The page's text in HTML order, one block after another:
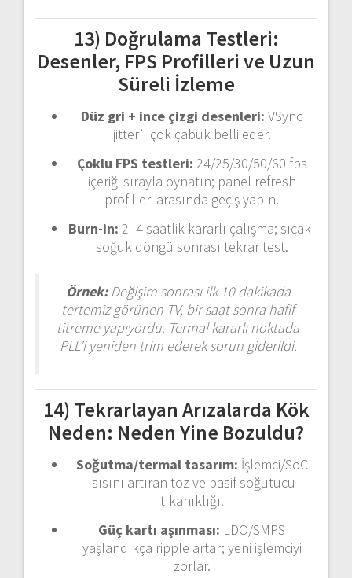
13) Doğrulama Testleri:
Desenler, FPS Profilleri ve Uzun
Süreli İzleme
Düz gri + ince çizgi desenleri: VSync
jitter’ı çok çabuk belli eder.
Çoklu FPS testleri: 24/25/30/50/60 fps
içeriği sırayla oynatın; panel refresh
profilleri arasında geçiş yapın.
Burn-in: 2–4 saatlik kararlı çalışma; sıcak-
soğuk döngü sonrası tekrar test.
Örnek:Değişim sonrası ilk 10 dakikada
tertemiz görünen TV, bir saat sonra hafif
titreme yapıyordu. Termal kararlı noktada
PLL’i yeniden trim ederek sorun giderildi.
14) Tekrarlayan Arızalarda Kök
Neden: Neden Yine Bozuldu?
Soğutma/termal tasarım: İşlemci/SoC
ısısını artıran toz ve pasif soğutucu
tıkanıklığı.
Güç kartı aşınması: LDO/SMPS
yaşlandıkça ripple artar; yeni işlemciyi
zorlar.